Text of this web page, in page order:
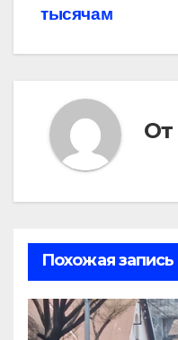
тысячам
От
Похожая запись